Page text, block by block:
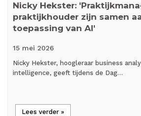
Nicky Hekster:
praktijkhouder zijn samen
toepassing van AI'
15 mei 2026
Nicky Hekster, hoogleraar business
intelligence, geeft tijdens de Dag…
Lees verder »